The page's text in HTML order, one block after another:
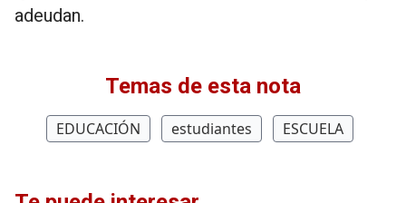
adeudan.
Temas de esta nota
EDUCACIÓN estudiantes ESCUELA